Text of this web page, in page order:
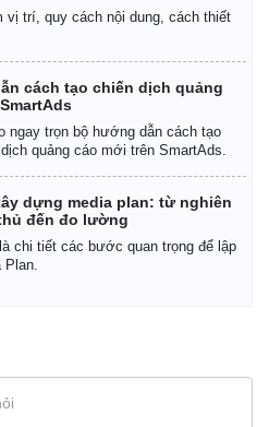
vị trí, quy cách nội dung, cách thiết
cách tạo chiến dịch quảng
ngay trọn bộ hướng dẫn cách tạo
quảng cáo mới trên SmartAds.
dựng media plan: từ nghiên
đến đo lường
chi tiết các bước quan trọng để lập